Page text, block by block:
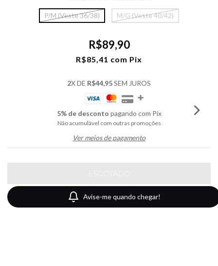
P/M (Veste 36/38) M/G (Veste 40/42)
R$89,90
R$85,41 com Pix
2X DE R$44,95SEM JUROS
5% de desconto pagando com Pix
Não acumulável com outras promoções
Ver meios de pagamento
Avise-me quando chegar!